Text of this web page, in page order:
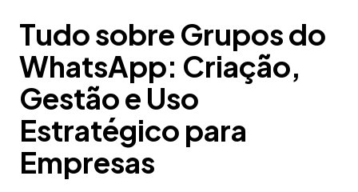
Tudo sobre Grupos do
WhatsApp: Criação,
Gestão e Uso
Estratégico para
Empresas